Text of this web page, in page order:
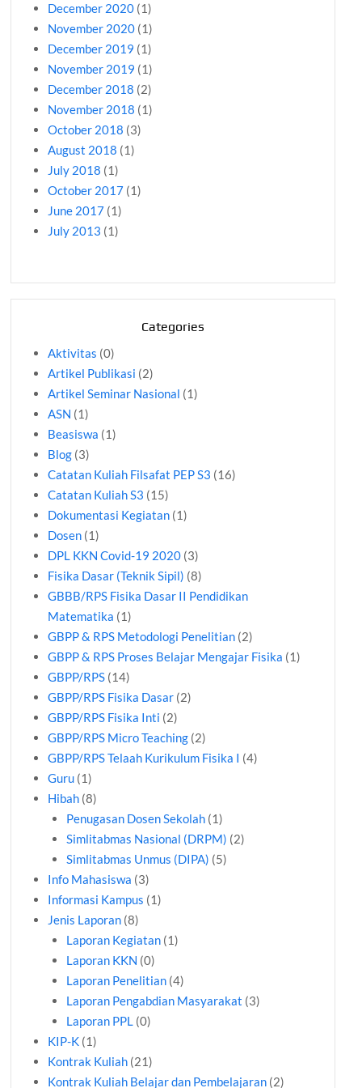
December 2020 (1)
November 2020 (1)
December 2019 (1)
November 2019 (1)
December 2018 (2)
November 2018 (1)
October 2018 (3)
August 2018 (1)
July 2018 (1)
October 2017 (1)
June 2017 (1)
July 2013 (1)
Categories
Aktivitas (0)
Artikel Publikasi (2)
Artikel Seminar Nasional (1)
ASN (1)
Beasiswa (1)
Blog (3)
Catatan Kuliah Filsafat PEP S3 (16)
Catatan Kuliah S3 (15)
Dokumentasi Kegiatan (1)
Dosen (1)
DPL KKN Covid-19 2020 (3)
Fisika Dasar (Teknik Sipil) (8)
GBBB/RPS Fisika Dasar II Pendidikan
Matematika (1)
GBPP & RPS Metodologi Penelitian (2)
GBPP & RPS Proses Belajar Mengajar Fisika (1)
GBPP/RPS (14)
GBPP/RPS Fisika Dasar (2)
GBPP/RPS Fisika Inti (2)
GBPP/RPS Micro Teaching (2)
GBPP/RPS Telaah Kurikulum Fisika I (4)
Guru (1)
Hibah (8)
Penugasan Dosen Sekolah(1)
Simlitabmas Nasional (DRPM) (2)
Simlitabmas Unmus (DIPA) (5)
Info Mahasiswa (3)
Informasi Kampus (1)
Jenis Laporan (8)
Laporan Kegiatan(1)
Laporan KKN (0)
Laporan Penelitian(4)
Laporan Pengabdian Masyarakat (3)
Laporan PPL(0)
KIP-K (1)
Kontrak Kuliah (21)
Kontrak Kuliah Belajar dan Pembelajaran (2)